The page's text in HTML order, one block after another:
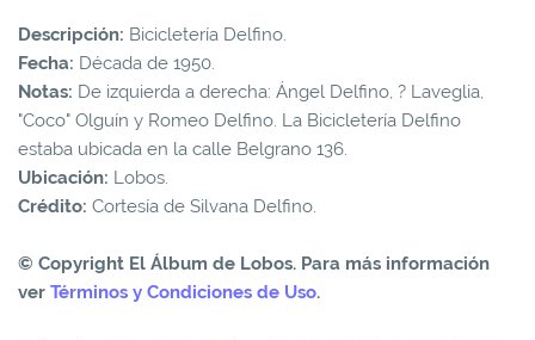
Descripción: Bicicletería Delfino.
Fecha: Década de 1950.
Notas: De izquierda a derecha: Ángel Delfino, ? Laveglia,
"Coco" Olguín y Romeo Delfino. La Bicicletería Delfino
estaba ubicada en la calle Belgrano 136.
Ubicación: Lobos.
Crédito: Cortesía de Silvana Delfino.
© Copyright El Álbum de Lobos. Para más información
ver Términos y Condiciones de Uso.